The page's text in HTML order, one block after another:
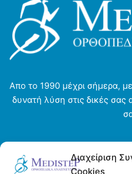
Διαχείριση
Cookies
σελίδα
του
προϊόντος
Απο το 1990 μέχρι σήμερα,
δυνατή λύση στις δικές